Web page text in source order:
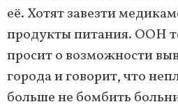
её. Хотят завезти
продукты питания. ООН
просит о возможности
города и говорит, что
больше не бомбить